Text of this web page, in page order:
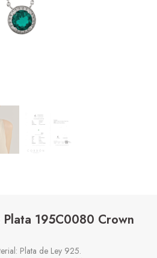
195C0080 Crown
Plata de Ley 925.